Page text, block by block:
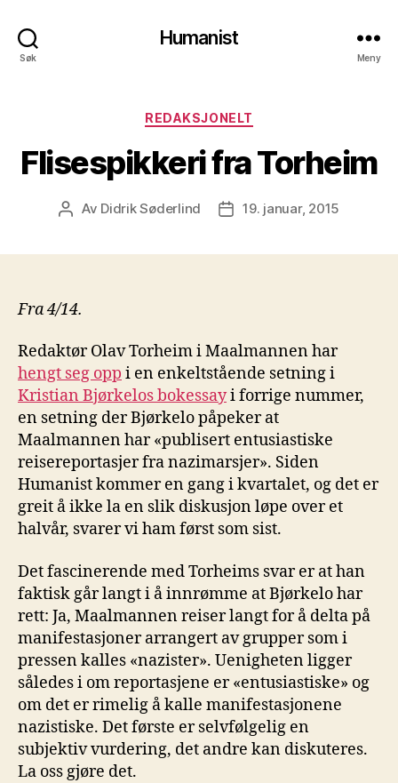
Søk
Humanist
Meny
Kategorier
REDAKSJONELT
Flisespikkeri fra Torheim
Innleggsforfatter
Av Didrik Søderlind Publiseringsdato
19. januar, 2015
Fra 4/14.
Redaktør Olav Torheim i Maalmannen har
hengt seg opp i en enkeltstående setning i
Kristian Bjørkelos bokessayi forrige nummer,
en setning der Bjørkelo påpeker at
Maalmannen har «publisert entusiastiske
reisereportasjer fra nazimarsjer». Siden
Humanist kommer en gang i kvartalet, og det er
greit å ikke la en slik diskusjon løpe over et
halvår, svarer vi ham først som sist.
Det fascinerende med Torheims svar er at han
faktisk går langt i å innrømme at Bjørkelo har
rett: Ja, Maalmannen reiser langt for å delta på
manifestasjoner arrangert av grupper som i
pressen kalles «nazister». Uenigheten ligger
således i om reportasjene er «entusiastiske» og
om det er rimelig å kalle manifestasjonene
nazistiske. Det første er selvfølgelig en
subjektiv vurdering, det andre kan diskuteres.
La oss gjøre det.